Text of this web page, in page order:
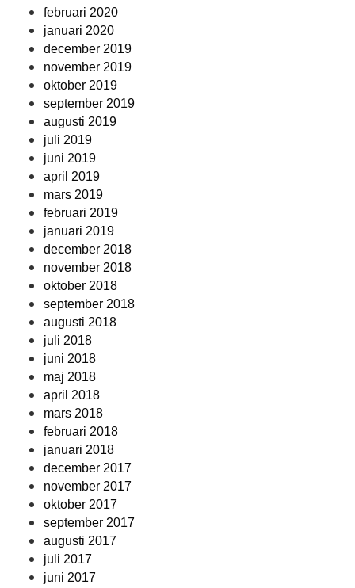
februari 2020
januari 2020
december 2019
november 2019
oktober 2019
september 2019
augusti 2019
juli 2019
juni 2019
april 2019
mars 2019
februari 2019
januari 2019
december 2018
november 2018
oktober 2018
september 2018
augusti 2018
juli 2018
juni 2018
maj 2018
april 2018
mars 2018
februari 2018
januari 2018
december 2017
november 2017
oktober 2017
september 2017
augusti 2017
juli 2017
juni 2017